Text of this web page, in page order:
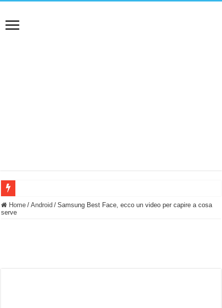
BASTA FATICARE! Questo robot tagliaerba lo appoggi e fa tutto lui! (Senza
Home / Android / Samsung Best Face, ecco un video per capire a cosa
serve